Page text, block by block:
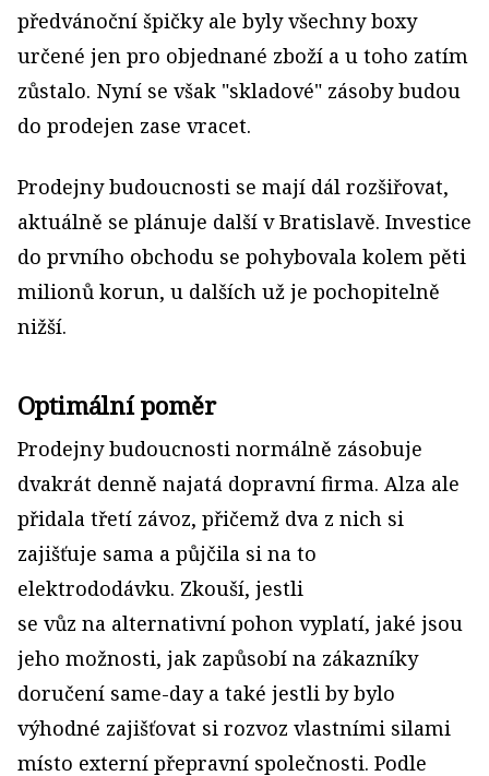
předvánoční špičky ale byly všechny boxy
určené jen pro objednané zboží a u toho zatím
zůstalo. Nyní se však "skladové" zásoby budou
do prodejen zase vracet.
Prodejny budoucnosti se mají dál rozšiřovat,
aktuálně se plánuje další v Bratislavě. Investice
do prvního obchodu se pohybovala kolem pěti
milionů korun, u dalších už je pochopitelně
nižší.
Optimální poměr
Prodejny budoucnosti normálně zásobuje
dvakrát denně najatá dopravní firma. Alza ale
přidala třetí závoz, přičemž dva z nich si
zajišťuje sama a půjčila si na to
elektrododávku. Zkouší, jestli
se vůz na alternativní pohon vyplatí, jaké jsou
jeho možnosti, jak zapůsobí na zákazníky
doručení same­-day a také jestli by bylo
výhodné zajišťovat si rozvoz vlastními silami
místo externí přepravní společnosti. Podle